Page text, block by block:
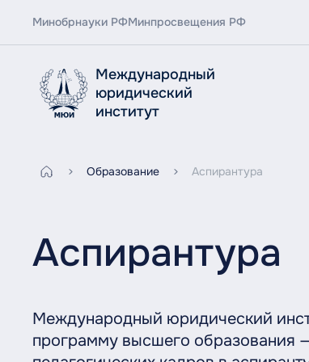
Минобрнауки РФМинпросвещения РФ
Международный
юридический
институт
Образование Аспирантура
Аспирантура
Международный юридический
программу высшего образования